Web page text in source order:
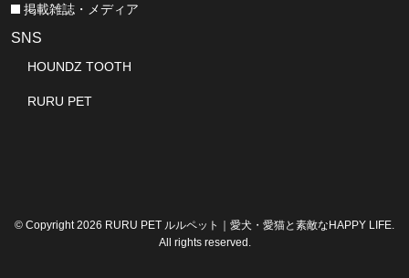
掲載雑誌・メディア
SNS
HOUNDZ TOOTH
RURU PET
© Copyright 2026 RURU PET ルルペット｜愛犬・愛猫と素敵なHAPPY LIFE.
All rights reserved.